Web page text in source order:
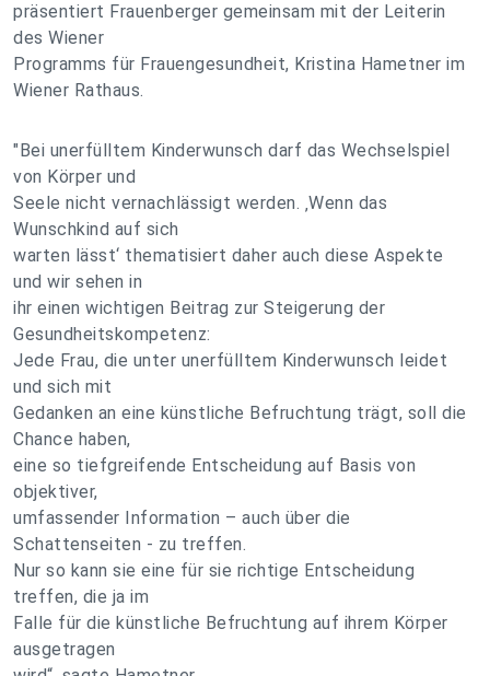
präsentiert Frauenberger gemeinsam mit der Leiterin
des Wiener
Programms für Frauengesundheit, Kristina Hametner im
Wiener Rathaus.
"Bei unerfülltem Kinderwunsch darf das Wechselspiel
von Körper und
Seele nicht vernachlässigt werden. ‚Wenn das
Wunschkind auf sich
warten lässt‘ thematisiert daher auch diese Aspekte
und wir sehen in
ihr einen wichtigen Beitrag zur Steigerung der
Gesundheitskompetenz:
Jede Frau, die unter unerfülltem Kinderwunsch leidet
und sich mit
Gedanken an eine künstliche Befruchtung trägt, soll die
Chance haben,
eine so tiefgreifende Entscheidung auf Basis von
objektiver,
umfassender Information – auch über die
Schattenseiten - zu treffen.
Nur so kann sie eine für sie richtige Entscheidung
treffen, die ja im
Falle für die künstliche Befruchtung auf ihrem Körper
ausgetragen